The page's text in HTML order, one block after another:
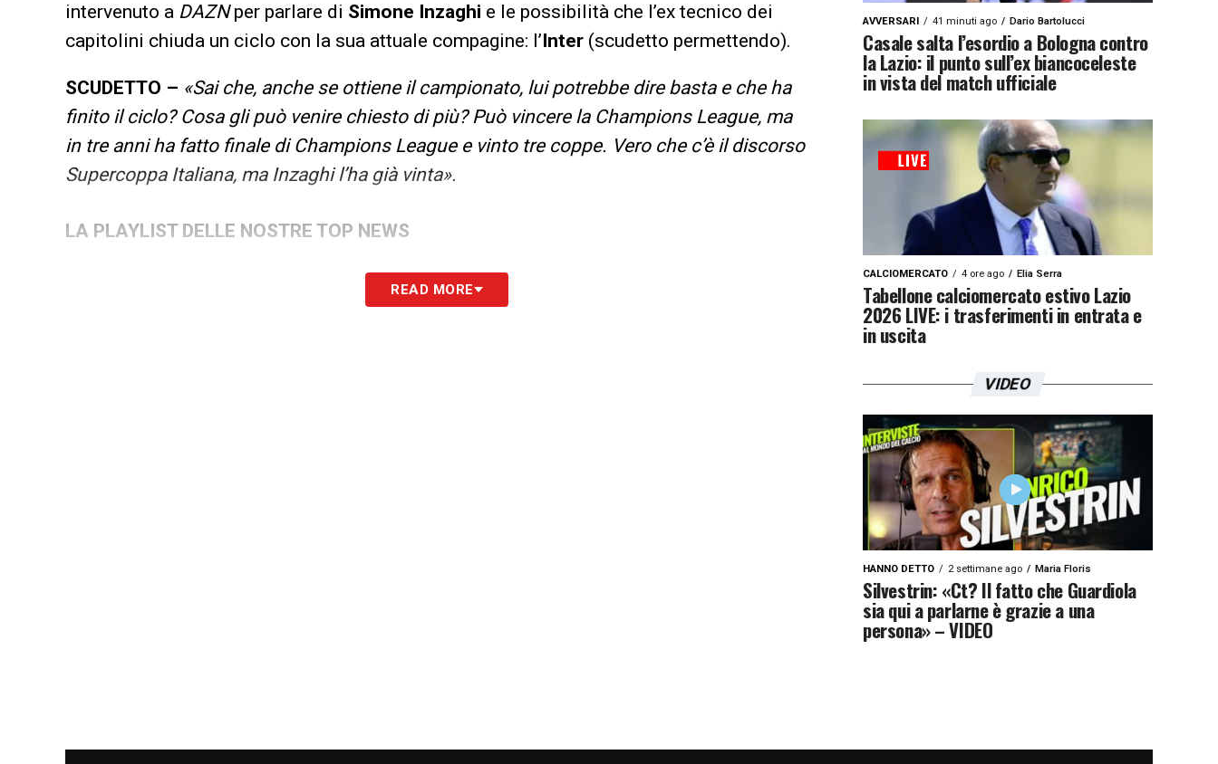
intervenuto a DAZNper parlare di Simone Inzaghi e le possibilità che l’ex tecnico dei
capitolini chiuda un ciclo con la sua attuale compagine: l’ Inter (scudetto permettendo).
SCUDETTO – «Sai che, anche se ottiene il campionato, lui potrebbe dire basta e che ha
finito il ciclo? Cosa gli può venire chiesto di più? Può vincere la Champions League, ma
in tre anni ha fatto finale di Champions League e vinto tre coppe. Vero che c’è il discorso
Supercoppa Italiana, ma Inzaghi l’ha già vinta».
LA PLAYLIST DELLE NOSTRE TOP NEWS
READ MORE
AVVERSARI 41 minuti ago Dario Bartolucci
Casale salta l’esordio a Bologna contro
la Lazio: il punto sull’ex biancoceleste
in vista del match ufficiale
CALCIOMERCATO 4 ore ago Elia Serra
Tabellone calciomercato estivo Lazio
2026 LIVE: i trasferimenti in entrata e
in uscita
VIDEO
HANNO DETTO 2 settimane ago Maria Floris
Silvestrin: «Ct? Il fatto che Guardiola
sia qui a parlarne è grazie a una
persona» – VIDEO